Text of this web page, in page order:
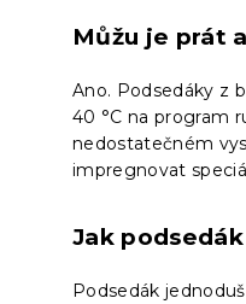
Můžu je prát
Ano. Podsedáky z
40 °C na program
nedostatečném
impregnovat
Jak
Podsedák